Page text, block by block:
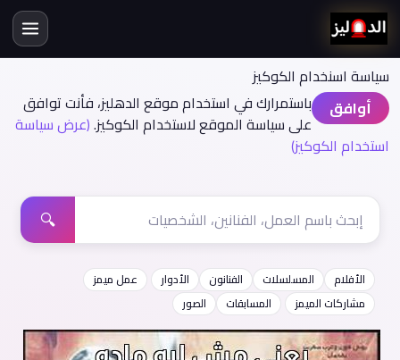
سياسة اسنخدام الكوكيز
أوافق
باستمرارك في استخدام موقع الدهليز، فأنت توافق
على سياسة الموقع لاستخدام الكوكيز.(عرض سياسة
استخدام الكوكيز)
🔍
الأفلام المسلسلات الفنانون الأدوار
عمل ميمز
مشاركات الميمز
المسابقات الصور